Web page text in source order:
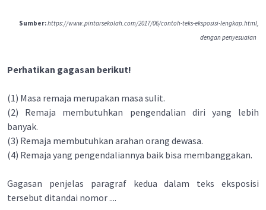
Sumber:https://www.pintarsekolah.com/2017/06/contoh-teks-eksposisi-lengkap.html,
dengan penyesuaian
Perhatikan gagasan berikut!
(1) Masa remaja merupakan masa sulit.
(2) Remaja membutuhkan pengendalian diri yang lebih
banyak.
(3) Remaja membutuhkan arahan orang dewasa.
(4) Remaja yang pengendaliannya baik bisa membanggakan.
Gagasan penjelas paragraf kedua dalam teks eksposisi
tersebut ditandai nomor ....